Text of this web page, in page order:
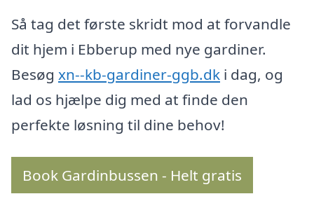
Så tag det første skridt mod at forvandle
dit hjem i Ebberup med nye gardiner.
Besøg xn--kb-gardiner-ggb.dk i dag, og
lad os hjælpe dig med at finde den
perfekte løsning til dine behov!
Book Gardinbussen - Helt gratis